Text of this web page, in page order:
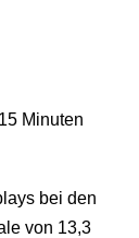
Minuten
bei den
von 13,3